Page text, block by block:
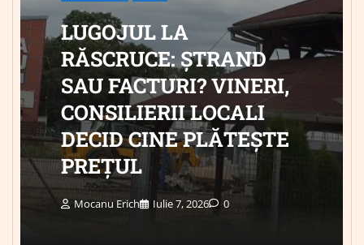
LUGOJUL LA
RĂSCRUCE: ȘTRAND
SAU FACTURI? VINERI,
CONSILIERII LOCALI
DECID CINE PLĂTEȘTE
PREȚUL
Mocanu Erich Iulie 7, 2026 0